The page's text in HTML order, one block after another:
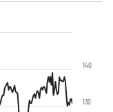
130
140